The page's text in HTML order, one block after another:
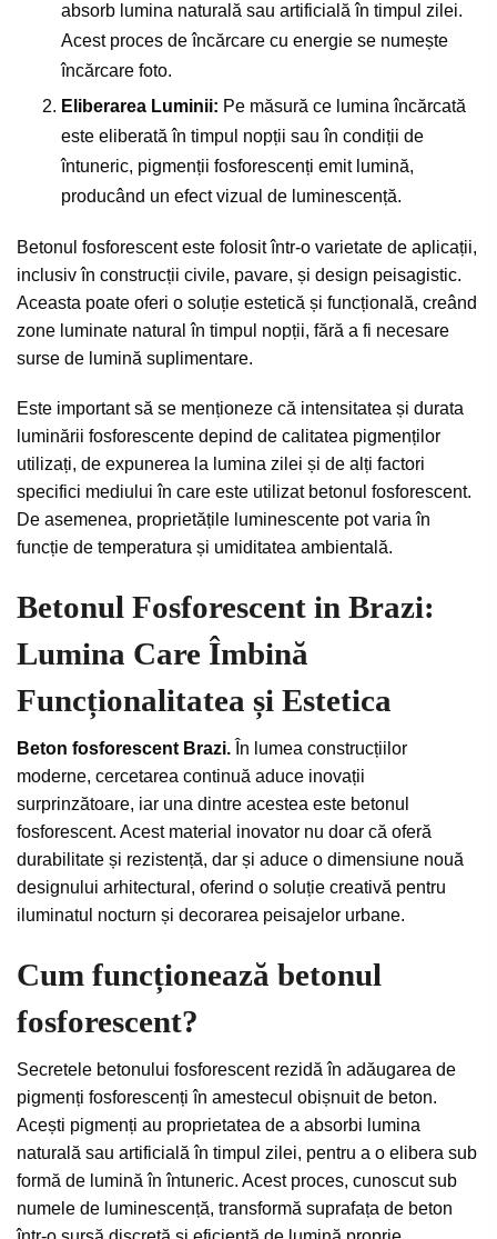
absorb lumina naturală sau artificială în timpul zilei.
Acest proces de încărcare cu energie se numește
încărcare foto.
Eliberarea Luminii: Pe măsură ce lumina încărcată
este eliberată în timpul nopții sau în condiții de
întuneric, pigmenții fosforescenți emit lumină,
producând un efect vizual de luminescență.
Betonul fosforescent este folosit într-o varietate de aplicații,
inclusiv în construcții civile, pavare, și design peisagistic.
Aceasta poate oferi o soluție estetică și funcțională, creând
zone luminate natural în timpul nopții, fără a fi necesare
surse de lumină suplimentare.
Este important să se menționeze că intensitatea și durata
luminării fosforescente depind de calitatea pigmenților
utilizați, de expunerea la lumina zilei și de alți factori
specifici mediului în care este utilizat betonul fosforescent.
De asemenea, proprietățile luminescente pot varia în
funcție de temperatura și umiditatea ambientală.
Betonul Fosforescent in Brazi:
Lumina Care Îmbină
Funcționalitatea și Estetica
Beton fosforescent Brazi. În lumea construcțiilor
moderne, cercetarea continuă aduce inovații
surprinzătoare, iar una dintre acestea este betonul
fosforescent. Acest material inovator nu doar că oferă
durabilitate și rezistență, dar și aduce o dimensiune nouă
designului arhitectural, oferind o soluție creativă pentru
iluminatul nocturn și decorarea peisajelor urbane.
Cum funcționează betonul
fosforescent?
Secretele betonului fosforescent rezidă în adăugarea de
pigmenți fosforescenți în amestecul obișnuit de beton.
Acești pigmenți au proprietatea de a absorbi lumina
naturală sau artificială în timpul zilei, pentru a o elibera sub
formă de lumină în întuneric. Acest proces, cunoscut sub
numele de luminescență, transformă suprafața de beton